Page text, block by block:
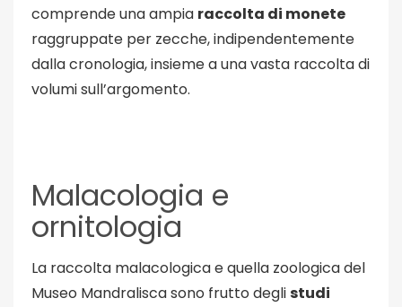
comprende una ampia raccolta di monete
raggruppate per zecche, indipendentemente
dalla cronologia, insieme a una vasta raccolta di
volumi sull’argomento.
Malacologia e
ornitologia
La raccolta malacologica e quella zoologica del
Museo Mandralisca sono frutto deglistudi